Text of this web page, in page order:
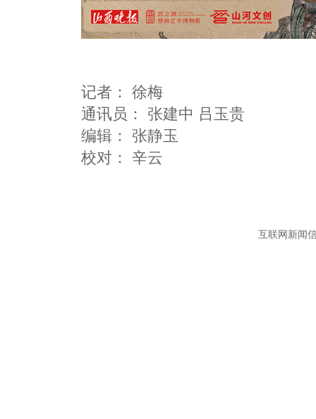
记者： 徐梅
通讯员： 张建中 吕玉贵
编辑： 张静玉
互联网新闻